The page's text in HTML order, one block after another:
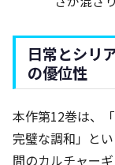
日常とシリ
の優位性
本作第12巻は、
完璧な調和」と
間のカルチャー